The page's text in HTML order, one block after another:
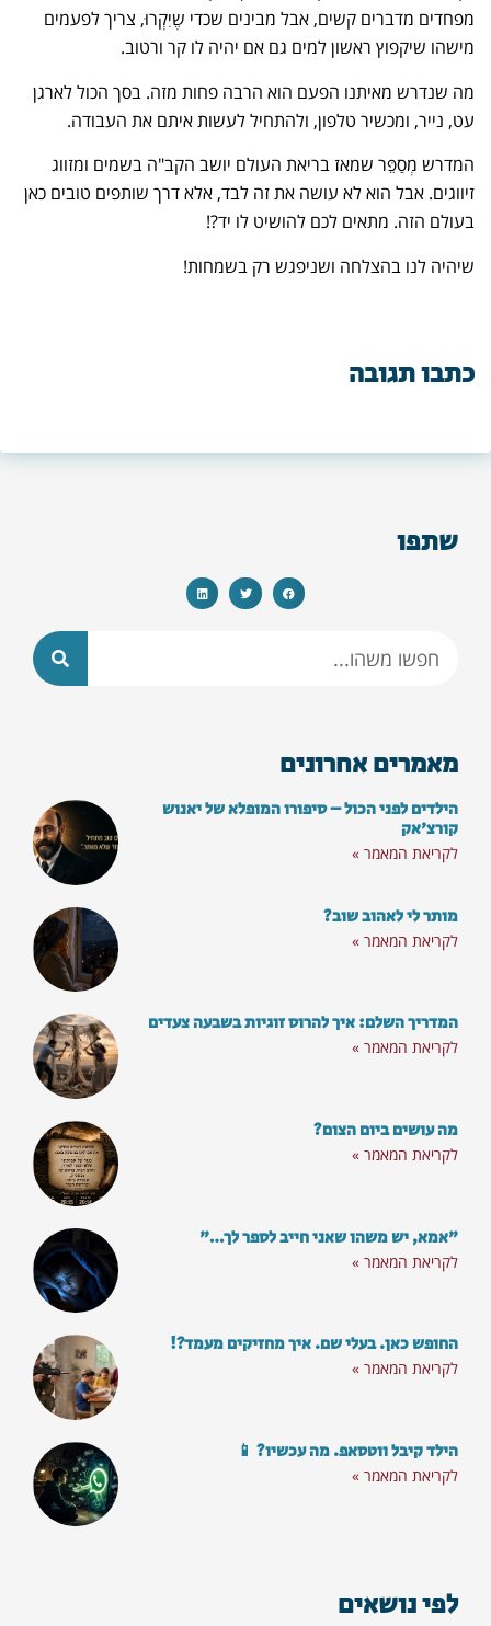
מפחדים מדברים קשים, אבל מבינים שכדי שֶיִקְרוּ, צריך לפעמים
מישהו שיקפוץ ראשון למים גם אם יהיה לו קר ורטוב.
מה שנדרש מאיתנו הפעם הוא הרבה פחות מזה. בסך הכול לארגן
עט, נייר, ומכשיר טלפון, ולהתחיל לעשות איתם את העבודה.
המדרש מְסַפֵּר שמאז בריאת העולם יושב הקב"ה בשמים ומזווג
זיווגים. אבל הוא לא עושה את זה לבד, אלא דרך שותפים טובים כאן
בעולם הזה. מתאים לכם להושיט לו יד?!
שיהיה לנו בהצלחה ושניפגש רק בשמחות!
כתבו תגובה
שתפו
מאמרים אחרונים
הילדים לפני הכול – סיפורו המופלא של יאנוש
קורצ'אק
לקריאת המאמר »
מותר לי לאהוב שוב?
לקריאת המאמר »
המדריך השלם: איך להרוס זוגיות בשבעה צעדים
לקריאת המאמר »
מה עושים ביום הצום?
לקריאת המאמר »
"אמא, יש משהו שאני חייב לספר לך…"
לקריאת המאמר »
החופש כאן. בעלי שם. איך מחזיקים מעמד?!
לקריאת המאמר »
הילד קיבל ווטסאפ. מה עכשיו? 📱
לקריאת המאמר »
לפי נושאים